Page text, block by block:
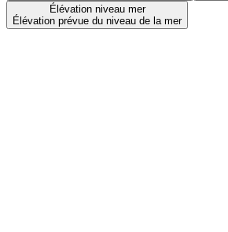
Élévation niveau mer
Élévation prévue du niveau de la mer